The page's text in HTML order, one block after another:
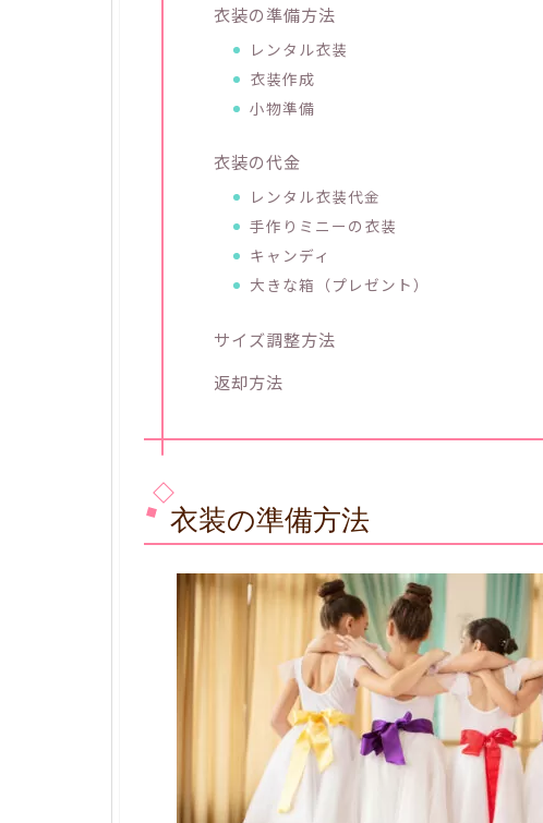
衣装の準備方法
レンタル衣装
衣装作成
小物準備
衣装の代金
レンタル衣装代金
手作りミニーの衣装
キャンディ
大きな箱（プレゼント）
サイズ調整方法
返却方法
衣装の準備方法